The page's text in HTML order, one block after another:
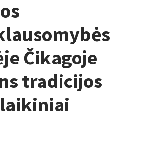
Čikagoje
tradicijos